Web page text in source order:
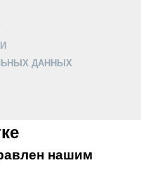
ДАННЫХ
нашим